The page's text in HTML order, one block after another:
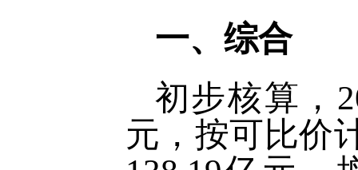
一、综合
初步核算，
元，按可比价